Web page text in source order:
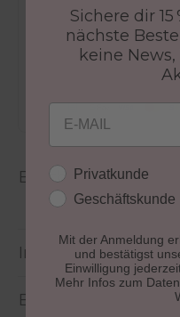
30 Tage
Versandfertig
Jetzt shoppen
Beschreibung
Inhaltsstoffe
Bewertungen
Sichere dir
nächste
keine
Email
Kundengruppe
Privatkunde
Geschäftskunde
Mit der Anmeldung
und bestätigst
Einwilligung
Mehr Infos zum